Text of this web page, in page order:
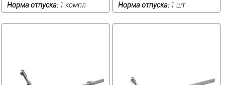
Норма отпуска: 1 компл Норма отпуска: 1 шт